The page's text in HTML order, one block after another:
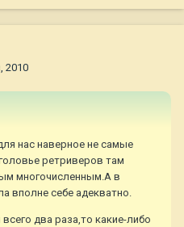
2010
нас наверное не самые
ретриверов там
многочисленным.А в
вполне себе адекватно.
два раза,то какие-либо